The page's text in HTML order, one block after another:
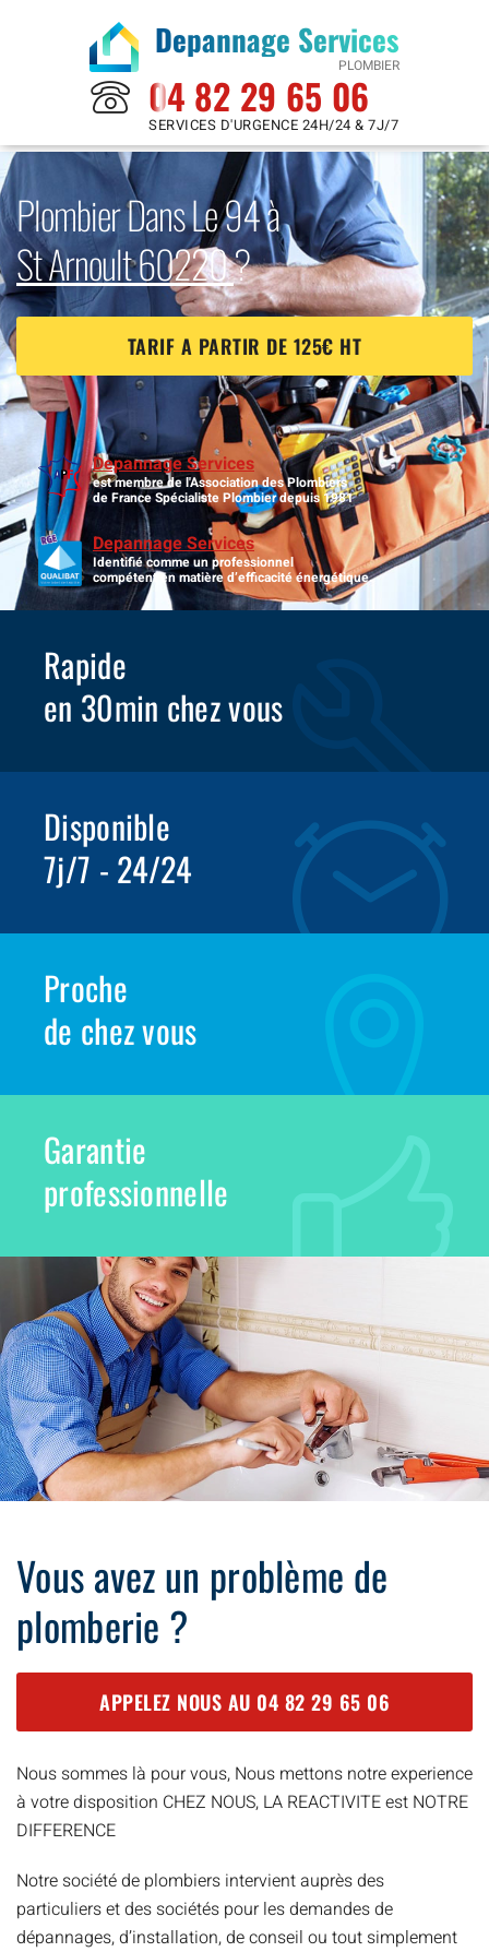
Depannage Services
PLOMBIER
04 82 29 65 06
SERVICES D'URGENCE 24H/24 & 7J/7
Plombier Dans Le 94 à
St Arnoult 60220?
TARIF A PARTIR DE 125€ HT
Depannage Services
est membre de l'Association des Plombiers
de France Spécialiste Plombier depuis 1981
Depannage Services
Identifié comme un professionnel
compétent en matière d’efficacité énergétique.
Rapide
en 30min chez vous
Disponible
7j/7 - 24/24
Proche
de chez vous
Garantie
professionnelle
Vous avez un problème de
plomberie ?
APPELEZ NOUS AU 04 82 29 65 06
Nous sommes là pour vous, Nous mettons notre experience
à votre disposition CHEZ NOUS, LA REACTIVITE est NOTRE
DIFFERENCE
Notre société de plombiers intervient auprès des
particuliers et des sociétés pour les demandes de
dépannages, d’installation, de conseil ou tout simplement